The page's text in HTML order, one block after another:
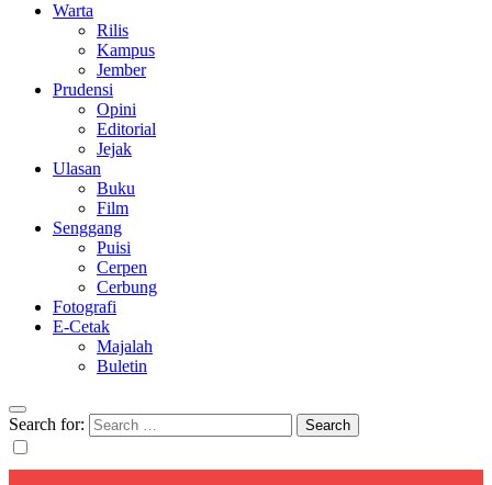
Warta
Rilis
Kampus
Jember
Prudensi
Opini
Editorial
Jejak
Ulasan
Buku
Film
Senggang
Puisi
Cerpen
Cerbung
Fotografi
E-Cetak
Majalah
Buletin
Search for: